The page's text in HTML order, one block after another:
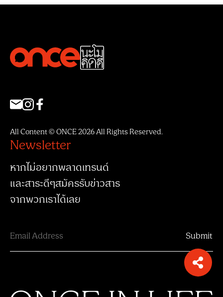
All Content © ONCE 2026 All Rights Reserved.
Newsletter
หากไม่อยากพลาดเทรนด์
และสาระดีๆสมัครรับข่าวสาร
จากพวกเราได้เลย